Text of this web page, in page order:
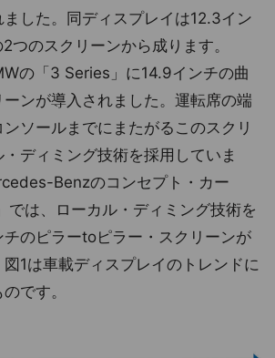
した。同ディスプレイは12.3イン
つのスクリーンから成ります。
の「3 Series」に14.9インチの曲
ンが導入されました。運転席の端
ソールまでにまたがるこのスクリ
ディミング技術を採用していま
Benzのコンセプト・カー
では、ローカル・ディミング技術を
のピラーtoピラー・スクリーンが
1は車載ディスプレイのトレンドに
です。